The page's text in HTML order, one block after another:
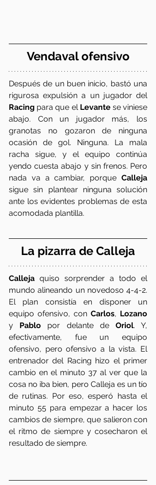
Vendaval ofensivo
Después de un buen inicio, bastó una
rigurosa expulsión a un jugador del
Racing para que el Levante se viniese
abajo. Con un jugador más, los
granotas no gozaron de ninguna
ocasión de gol. Ninguna. La mala
racha sigue, y el equipo continúa
yendo cuesta abajo y sin frenos. Pero
nada va a cambiar, porque Calleja
sigue sin plantear ninguna solución
ante los evidentes problemas de esta
acomodada plantilla.
La pizarra de Calleja
Calleja quiso sorprender a todo el
mundo alineando un novedoso 4-4-2.
El plan consistía en disponer un
equipo ofensivo, con Carlos, Lozano
y Pablo por delante de Oriol. Y,
efectivamente, fue un equipo
ofensivo, pero ofensivo a la vista. El
entrenador del Racing hizo el primer
cambio en el minuto 37 al ver que la
cosa no iba bien, pero Calleja es un tío
de rutinas. Por eso, esperó hasta el
minuto 55 para empezar a hacer los
cambios de siempre, que salieron con
el ritmo de siempre y cosecharon el
resultado de siempre.